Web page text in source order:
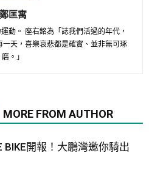
鄭匡寓
動。 座右銘為「誌我們活過的年代，
天，喜樂哀悲都是確實、並非無可琢
磨。」
MORE FROM AUTHOR
BIKE開報！大鵬灣邀你騎出